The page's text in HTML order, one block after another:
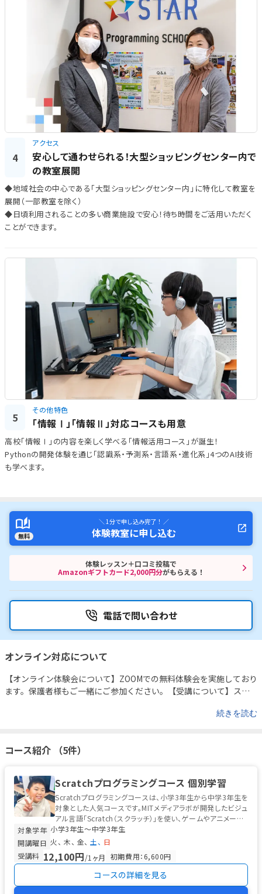
4
アクセス
安心して通わせられる！大型ショッピングセンター内で
の教室展開
◆地域社会の中心である「大型ショッピングセンター内」に特化して教室を
展開（一部教室を除く）
◆日頃利用されることの多い商業施設で安心！待ち時間をご活用いただく
ことができます。
5
その他特色
「情報Ⅰ」「情報Ⅱ」対応コースも用意
高校「情報Ⅰ」の内容を楽しく学べる「情報活用コース」が誕生！
Pythonの開発体験を通じ「認識系・予測系・言語系・進化系」4つのAI技術
も学べます。
無料
＼ 1分で申し込み完了！ ／
体験教室に申し込む
体験レッスン＋口コミ投稿で
Amazonギフトカード2,000円分がもらえる！
電話で問い合わせ
オンライン対応について
【オンライン体験会について】 ZOOMでの無料体験会を実施しており
ます。 保護者様もご一緒にご参加ください。 【受講について】 スタ
な学びを止めない！】という想いの元で、教室での受講だけでな
いただくオンラインレッスンへの切り替えを行いますので、ご安心
ご準備をお願いしております。□ インターネットに接続できるパソ
コン。□ WEB カメラ、マイクとスピーカー（またはヘッドセッ
ト）。□ 映像授業再生用のタブレット端末。（教室でお貸しできま
す。）□ レッスンに必要なアプリのインストール。□ スタプレサイ
ト（こども会員サイト）への登録。（レッスン映像の配信を行いま
す）設定方法など詳細につきましては、ご入会時、およびオリエン
テーションなどで説明いたします。
でに、ご自宅での学習環境の確認を実施いたします。※ ご自宅でオ
ンラインレッスンの環境がご準備できない場合は別途対応をいたし
ますのでお問い合わせください。
続きを読む
コース紹介 （5件）
Scratchプログラミングコース 個別学習
Scratchプログラミングコースは、小学3年生から中学3年生を
対象とした人気コースです。MITメディアラボが開発したビジュ
アル言語「Scratch（スクラッチ）」を使い、ゲームやアニメーシ
ョン...
対象学年 小学3年生〜中学3年生
開講曜日 火 木 金 土
日
受講料 12,100円/1ヶ月 初期費用：6,600円
コースの詳細を見る